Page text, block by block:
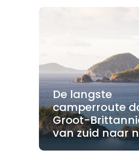
De langste
camperroute
Groot-
van zuid naar